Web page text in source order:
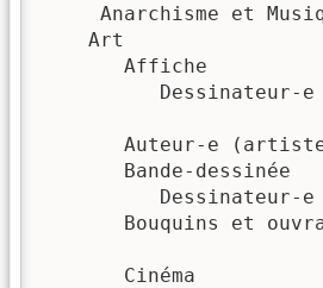
Anarchisme et
    Art
       Affiche
          Dessinateur-e
Auteur-e
       Bande-dessinée
          Dessinateur-e
Bouquins et
       Cinéma